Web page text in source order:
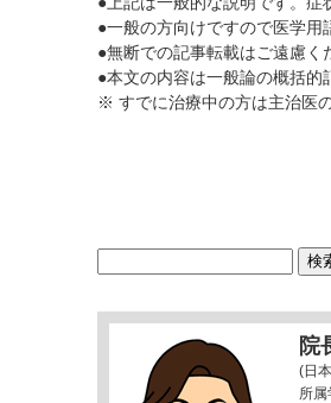
●一般の方向けですので医学用
●無断での記事転載はご遠慮く
●本文の内容は一般論の概括的
※ すでに治療中の方は主治医
院
(日
所